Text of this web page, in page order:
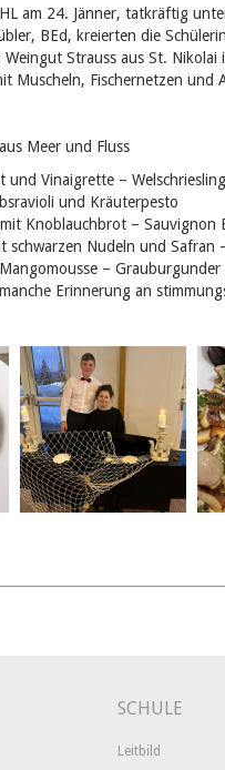
am 24. Jänner, tatkräftig
BEd, kreierten die
Strauss aus St. Nikolai
Muscheln, Fischernetzen und
Meer und Fluss
und Vinaigrette – Welschriesling
und Kräuterpesto
Knoblauchbrot – Sauvignon
Nudeln und Safran
– Grauburgunder
Erinnerung an
SCHULE
Leitbild